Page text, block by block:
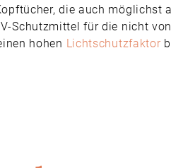
die auch möglichst
Schutzmittel für die nicht
hohen Lichtschutzfaktor